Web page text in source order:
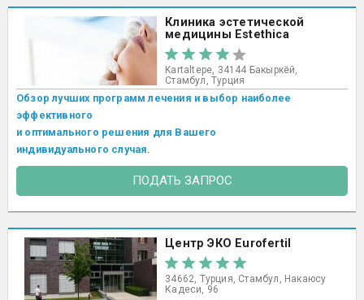
Клиника эстетической
медицины Estethica
Kartaltepe, 34144 Бакыркёй,
Стамбул, Турция
Обзор лучших программ лечения и выбор наиболее
эффективного
и оптимального решения для Вашего
индивидуального случая.
ПОДАТЬ ЗАПРОС
Центр ЭКО Eurofertil
34662, Турция, Стамбул, Накаюсу
Кадеси, 96